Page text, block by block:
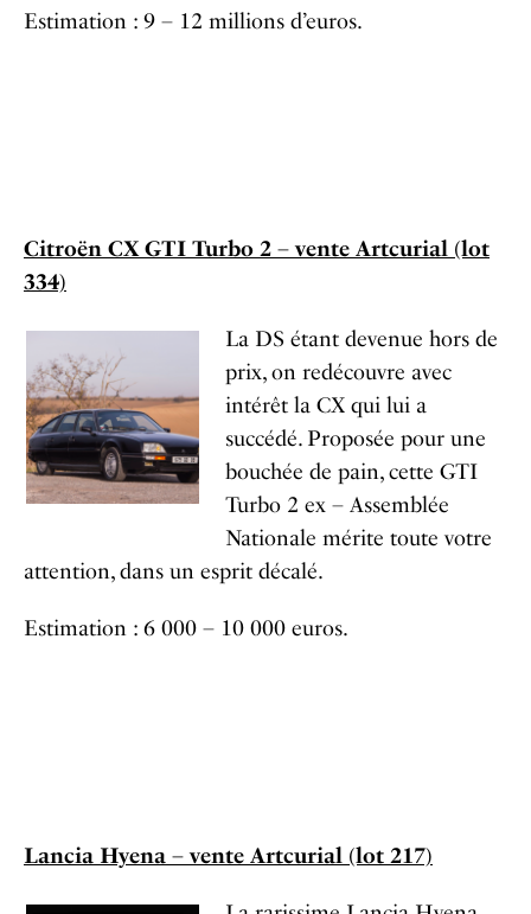
Estimation : 9 – 12 millions d’euros.
Citroën CX GTI Turbo 2 – vente Artcurial (lot
334)
La DS étant devenue hors de
prix, on redécouvre avec
intérêt la CX qui lui a
succédé. Proposée pour une
bouchée de pain, cette GTI
Turbo 2 ex – Assemblée
Nationale mérite toute votre
attention, dans un esprit décalé.
Estimation : 6 000 – 10 000 euros.
Lancia Hyena – vente Artcurial (lot 217)